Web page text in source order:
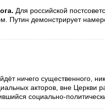
Для российской
Путин демонстрирует
ничего существенного,
акторов, вне Церкви
социально-